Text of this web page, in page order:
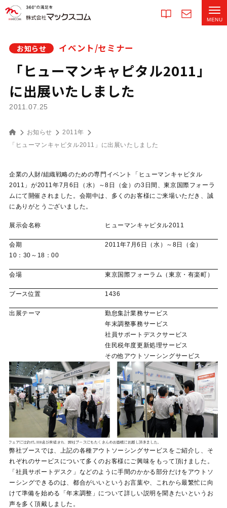
お知らせ イベント/セミナー
「ヒューマンキャピタル2011」
に出展いたしました
2011.07.25
お知らせ
2011年
「ヒューマンキャピタル2011」に出展いたしました
企業の人財/組織戦略のための専門イベント「ヒューマンキャピタル
2011」が2011年7月6日（水）～8日（金）の3日間、東京国際フォーラ
ムにて開催されました。会期中は、多くのお客様にご来場いただき、誠
にありがとうございました。
展示会名称 ヒューマンキャピタル2011
会期 2011年7月6日（水）～8日（金）
10：30～18：00
会場 東京国際フォーラム（東京・有楽町）
ブース位置 1436
出展テーマ 勤怠集計業務サービス
年末調整事務サービス
社員サポートデスクサービス
住民税年度更新処理サービス
その他アウトソーシングサービス
弊社ブースでは、上記の各種アウトソーシングサービスをご紹介し、そ
れぞれのサービスについて多くのお客様にご興味をもって頂けました。
「社員サポートデスク」などのように手間のかかる部分だけをアウトソ
ーシングできるのは、都合がいいというお言葉や、これから最繁忙に向
けて準備を始める「年末調整」について詳しい説明を聞きたいというお
声を多く頂戴しました。